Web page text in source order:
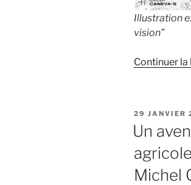
Illustration
vision”
Continuer
PUBLIÉ
LE
29 JANVIER
Un
Michel